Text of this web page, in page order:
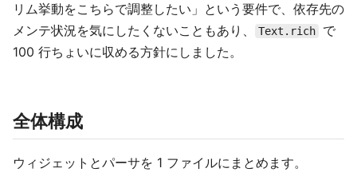
リム挙動をこちらで調整したい」という要件で、依存先の
メンテ状況を気にしたくないこともあり、
Text.rich
で
100 行ちょいに収める方針にしました。
全体構成
ウィジェットとパーサを 1 ファイルにまとめます。